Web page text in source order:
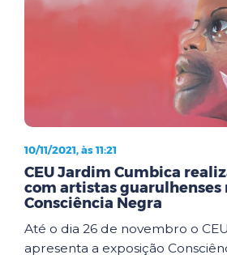
10/11/2021, às 11:21
CEU Jardim Cumbica
com artistas guarulhenses
Consciência Negra
Até o dia 26 de novembro o
apresenta a exposição